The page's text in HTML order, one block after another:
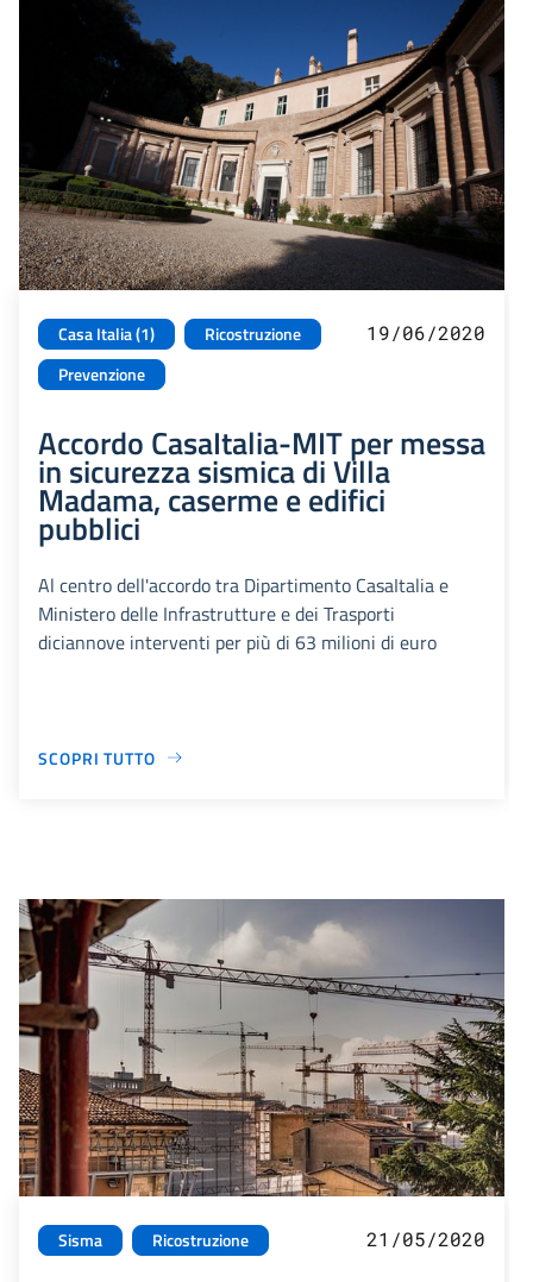
Casa Italia (1)
Ricostruzione
Prevenzione
19/06/2020
Accordo CasaItalia-MIT per messa
in sicurezza sismica di Villa
Madama, caserme e edifici
pubblici
Al centro dell'accordo tra Dipartimento CasaItalia e
Ministero delle Infrastrutture e dei Trasporti
diciannove interventi per più di 63 milioni di euro
SCOPRI TUTTO
Sisma Ricostruzione 21/05/2020